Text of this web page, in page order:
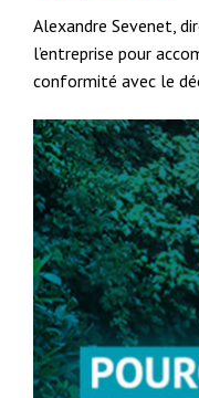
Alexandre Sevenet,
l’entreprise pour
conformité avec le